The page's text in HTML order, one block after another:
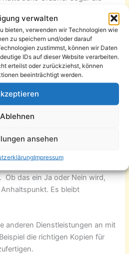
verwalten
bieten, verwenden wir Technologien wie
zu speichern und/oder darauf
zustimmst, können wir Daten
IDs auf dieser Website verarbeiten.
erteilst oder zurückziehst, können
beeinträchtigt werden.
Ablehnen
ansehen
Impressum
den zusätzlichen
der Post beantragt hat?
nach dem Briefkasten vor
Licht für die gelbe Kiste: In
werden.
Bitte,Abholstelle für
Gleich nach der Eröffnung
wir die Nachricht, dass wir
bekämen. Jetzt wurden
Ob das ein Ja oder Nein wird,
Es bleibt
anderen Dienstleistungen an mit
die richtigen Kopien für